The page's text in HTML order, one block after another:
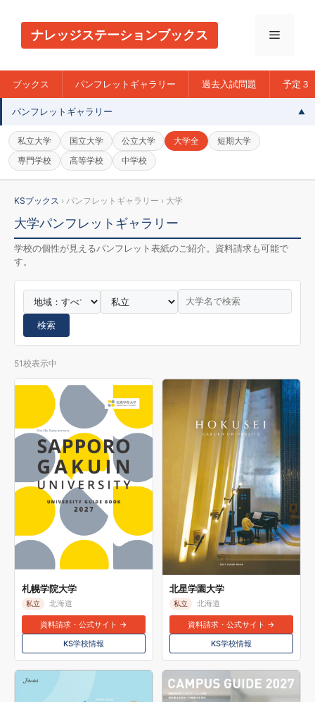
へ
キ
ッ
プ
ナレッジステーションブックス メ
ニ
ブックス パンフレットギャラリー 過去入試問題 予定３
パンフレットギャラリー
私立大学 国立大学 公立大学 大学全
短期大学
専門学校
高等学校 中学校
KSブックス › パンフレットギャラリー › 大学
大学パンフレットギャラリー
学校の個性が見えるパンフレット表紙のご紹介。資料請求も可能で
す。
検索
51校表示中
札幌学院大学
私立 北海道
資料請求・公式サイト →
KS学校情報
北星学園大学
私立 北海道
資料請求・公式サイト →
KS学校情報